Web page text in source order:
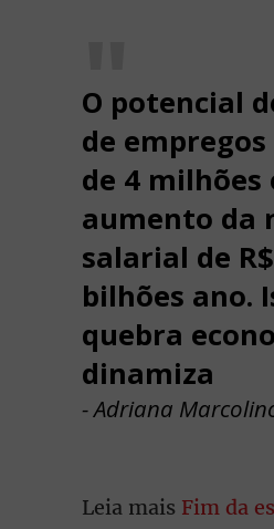
O potencial
de
de 4 milhões
aumento da
salarial de
bilhões ano.
quebra
dinamiza
- Adriana
Leia mais Fim da